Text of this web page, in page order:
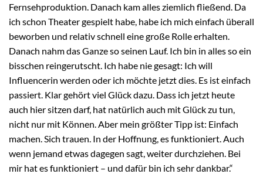
Fernsehproduktion. Danach kam alles ziemlich fließend. Da
ich schon Theater gespielt habe, habe ich mich einfach überall
beworben und relativ schnell eine große Rolle erhalten.
Danach nahm das Ganze so seinen Lauf. Ich bin in alles so ein
bisschen reingerutscht. Ich habe nie gesagt: Ich will
Influencerin werden oder ich möchte jetzt dies. Es ist einfach
passiert. Klar gehört viel Glück dazu. Dass ich jetzt heute
auch hier sitzen darf, hat natürlich auch mit Glück zu tun,
nicht nur mit Können. Aber mein größter Tipp ist: Einfach
machen. Sich trauen. In der Hoffnung, es funktioniert. Auch
wenn jemand etwas dagegen sagt, weiter durchziehen. Bei
mir hat es funktioniert – und dafür bin ich sehr dankbar.“